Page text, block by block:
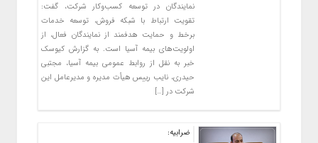
نمایندگان در توسعه کسب‌وکار شرکت، گفت:
تقویت ارتباط با شبکه فروش، توسعه خدمات
برخط و حمایت هدفمند از نمایندگان فعال، از
اولویت‌های بیمه آسیا است. به گزارش کیوسک
خبر به نقل از روابط عمومی بیمه آسیا، مجتبی
حیدری، نایب رییس هیأت مدیره و مدیرعامل این
شرکت در […]
ضرابیه: